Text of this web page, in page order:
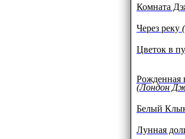
Комната
Через реку
Цветок в
Рожденная
(Лондон
Белый
Лунная